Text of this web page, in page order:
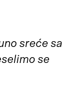
sreće sa
se